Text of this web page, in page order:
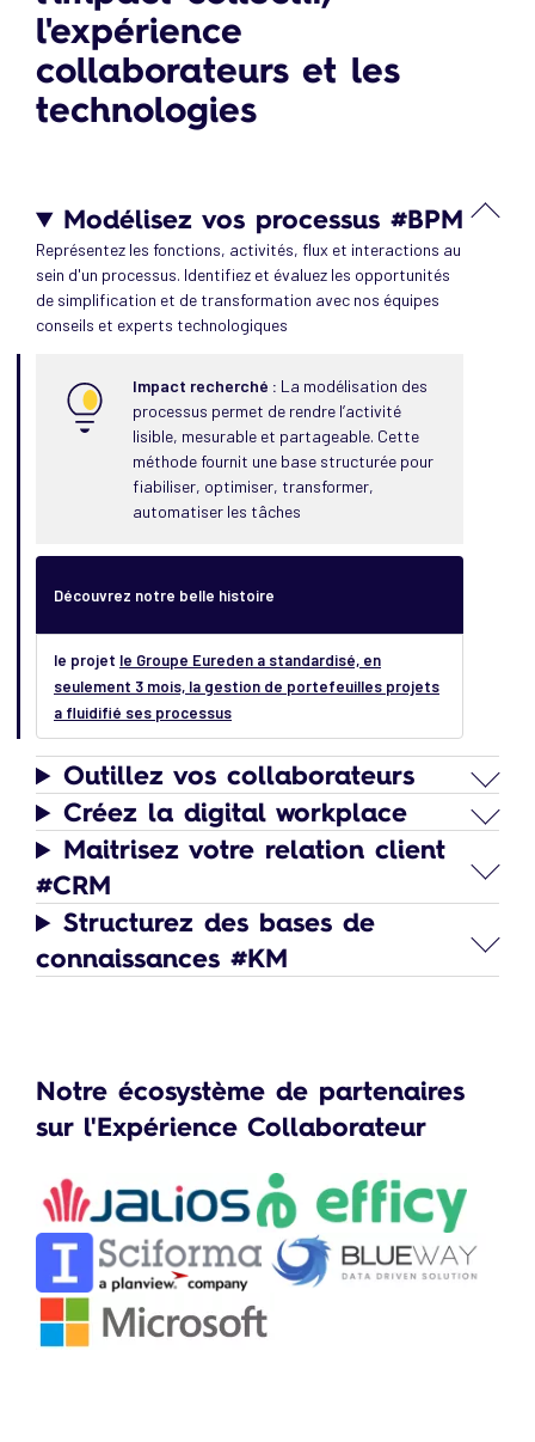
l'expérience
collaborateurs et les
technologies
Modélisez vos processus #BPM
Représentez les fonctions, activités, flux et interactions au
sein d'un processus. Identifiez et évaluez les opportunités
de simplification et de transformation avec nos équipes
conseils et experts technologiques
Impact recherché : La modélisation des
processus permet de rendre l’activité
lisible, mesurable et partageable. Cette
méthode fournit une base structurée pour
fiabiliser, optimiser, transformer,
automatiser les tâches
Découvrez notre belle histoire
le projet le Groupe Eureden a standardisé, en
seulement 3 mois, la gestion de portefeuilles projets
a fluidifié ses processus
Outillez vos collaborateurs
Créez la digital workplace
Maitrisez votre relation client
#CRM
Structurez des bases de
connaissances #KM
Notre écosystème de partenaires
sur l'Expérience Collaborateur